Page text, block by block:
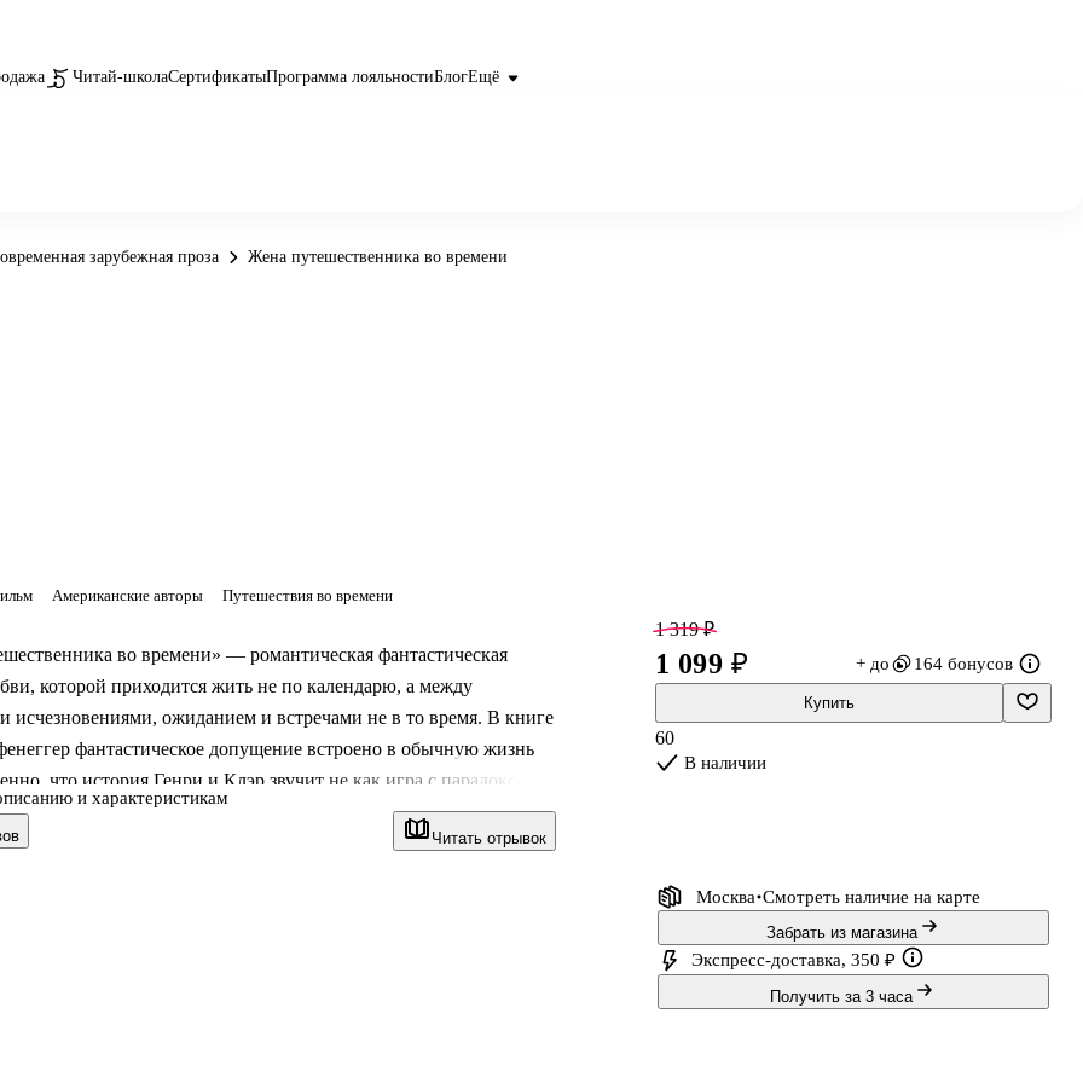
Читай-школаСертификатыПрограмма лояльностиБлогЕщё
зарубежная проза Жена путешественника во времени
Читать отрывок
Американские авторы Путешествия во времени
во времени» — романтическая фантастическая
которой приходится жить не по календарю, а между
исчезновениями, ожиданием и встречами не в то время. В книге
фантастическое допущение встроено в обычную жизнь
что история Генри и Клэр звучит не как игра с парадоксами,
о браке, близости и хрупкости повседневного счастья. Здесь
художницы, библиотека и семейный быт соседствуют с
и характеристикам
1 319 ₽
1 099 ₽ + до 164 бонусов
Купить
60
В наличии
Москва Смотреть наличие на карте
Забрать из магазина
Экспресс-доставка, 350 ₽
Получить за 3 часа